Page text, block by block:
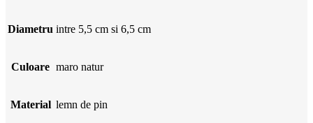
Diametru intre 5,5 cm si 6,5 cm
Culoare maro natur
Material lemn de pin